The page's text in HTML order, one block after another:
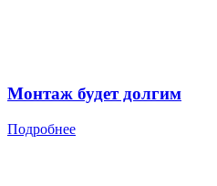
Монтаж будет долгим
Подробнее